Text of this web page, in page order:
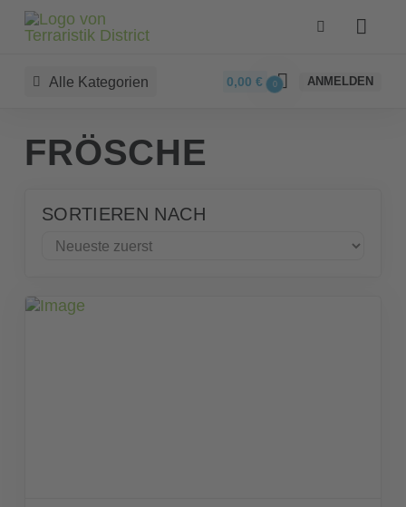
Alle Kategorien 0,00€ 0 ANMELDEN
FRÖSCHE
SORTIEREN NACH